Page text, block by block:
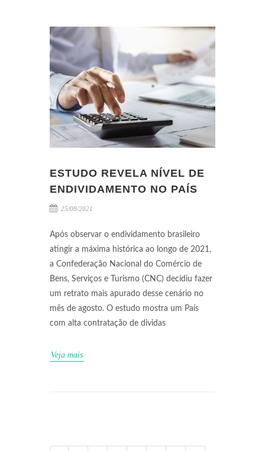
ESTUDO REVELA NÍVEL DE
ENDIVIDAMENTO NO PAÍS
25/08/2021
Após observar o endividamento brasileiro
atingir a máxima histórica ao longo de 2021,
a Confederação Nacional do Comércio de
Bens, Serviços e Turismo (CNC) decidiu fazer
um retrato mais apurado desse cenário no
mês de agosto. O estudo mostra um País
com alta contratação de dividas
Veja mais